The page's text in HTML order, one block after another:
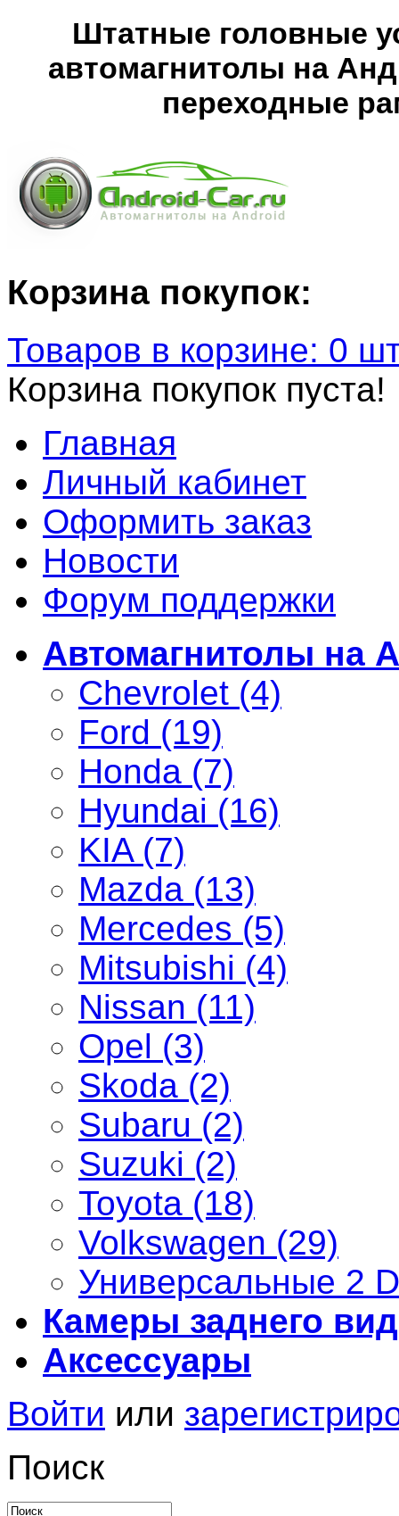
Штатные головные
автомагнитолы на
переходные
Корзина покупок:
Товаров в корзине: 0
Корзина покупок пуста!
Главная
Личный кабинет
Оформить заказ
Новости
Форум поддержки
Автомагнитолы на
Chevrolet (4)
Ford (19)
Honda (7)
Hyundai (16)
KIA (7)
Mazda (13)
Mercedes (5)
Mitsubishi (4)
Nissan (11)
Opel (3)
Skoda (2)
Subaru (2)
Suzuki (2)
Toyota (18)
Volkswagen (29)
Универсальные 2
Камеры заднего
Аксессуары
Войти или
Поиск